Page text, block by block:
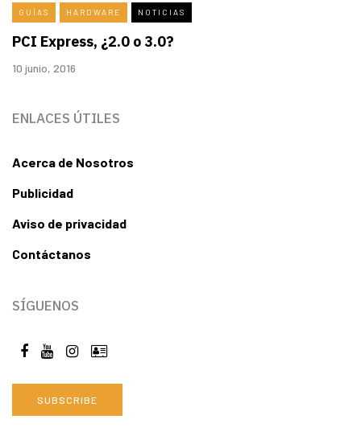
GUÍAS HARDWARE NOTICIAS
PCI Express, ¿2.0 o 3.0?
10 junio, 2016
ENLACES ÚTILES
Acerca de Nosotros
Publicidad
Aviso de privacidad
Contáctanos
SÍGUENOS
SUBSCRIBE